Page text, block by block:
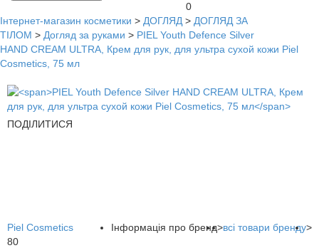
0
Інтернет-магазин косметики > ДОГЛЯД > ДОГЛЯД ЗА
ТІЛОМ > Догляд за руками > PIEL Youth Defence Silver
HAND CREAM ULTRA, Крем для рук, для ультра сухой кожи Piel
Cosmetics, 75 мл
ПОДІЛИТИСЯ
Інформація про бренд>всі товари бренду>
Piel Cosmetics
80